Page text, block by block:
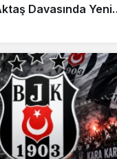
Davasında Yeni